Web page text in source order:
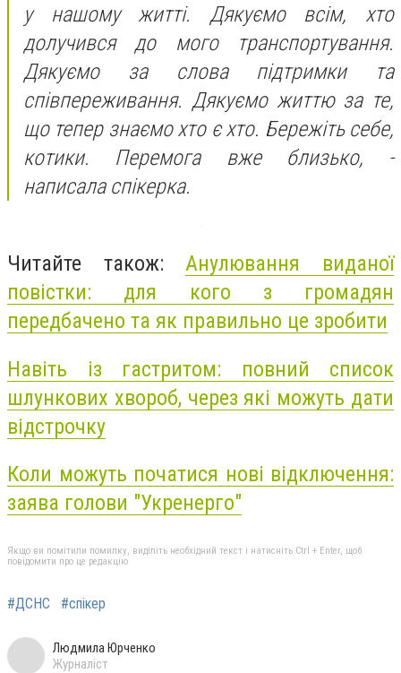
у нашому житті. Дякуємо всім, хто
долучився до мого транспортування.
Дякуємо за слова підтримки та
співпереживання. Дякуємо життю за те,
що тепер знаємо хто є хто. Бережіть себе,
котики. Перемога вже близько, -
написала спікерка.
Читайте також:Анулювання виданої
повістки: для кого з громадян
передбачено та як правильно це зробити
Навіть із гастритом: повний список
шлункових хвороб, через які можуть дати
відстрочку
Коли можуть початися нові відключення:
заява голови "Укренерго"
Якщо ви помітили помилку, виділіть необхідний текст і натисніть Ctrl + Enter, щоб
повідомити про це редакцію
#ДСНС #спікер
Людмила Юрченко
Журналіст